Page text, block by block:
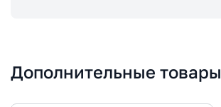
Дополнительные товары